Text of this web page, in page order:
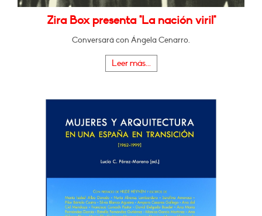
Zira Box presenta "La nación viril"
Conversará con Ángela Cenarro.
Leer más...